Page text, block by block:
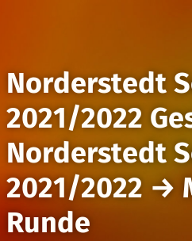
Norderstedt
2021/2022
Norderstedt
2021/2022 →
Runde